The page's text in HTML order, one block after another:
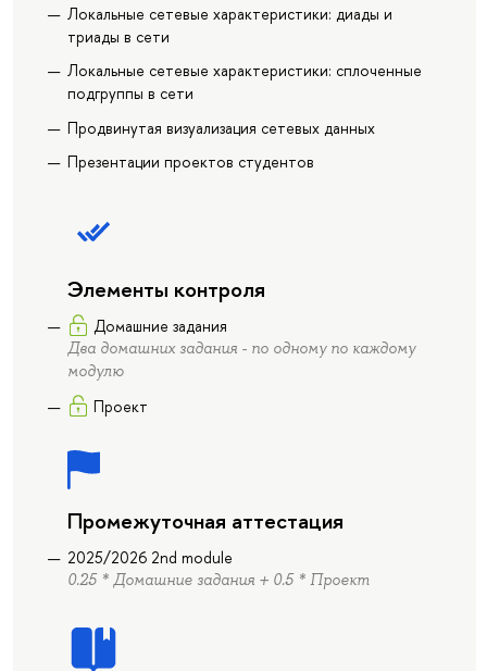
Локальные сетевые характеристики: диады и
триады в сети
Локальные сетевые характеристики: сплоченные
подгруппы в сети
Продвинутая визуализация сетевых данных
Презентации проектов студентов
Элементы контроля
Домашние задания
Два домашних задания - по одному по каждому
модулю
Проект
Промежуточная аттестация
2025/2026 2nd module
0.25 * Домашние задания + 0.5 * Проект